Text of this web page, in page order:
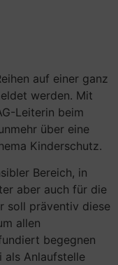
auf einer ganz
werden. Mit
Leiterin beim
über eine
Kinderschutz.
Bereich, in
aber auch für die
soll präventiv diese
allen
begegnen
als Anlaufstelle